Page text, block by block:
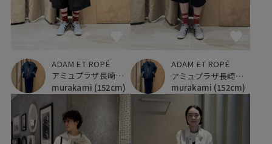
ADAM ET ROPÉ
アミュプラザ長崎新館
murakami (152cm)
ADAM ET ROPÉ
アミュプラザ長崎新館
murakami (152cm)